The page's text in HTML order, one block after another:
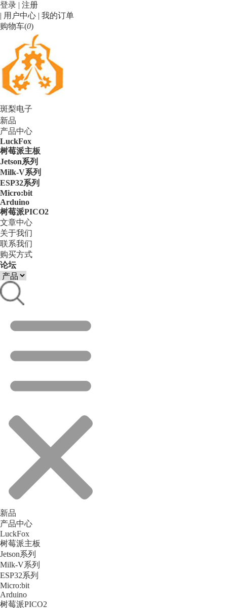
登录 | 注册
| 用户中心 | 我的订单
购物车(0)
斑梨电子
新品
产品中心
LuckFox
树莓派主板
Jetson系列
Milk-V系列
ESP32系列
Micro:bit
Arduino
树莓派PICO2
文章中心
关于我们
联系我们
购买方式
论坛
新品
产品中心
LuckFox
树莓派主板
Jetson系列
Milk-V系列
ESP32系列
Micro:bit
Arduino
树莓派PICO2